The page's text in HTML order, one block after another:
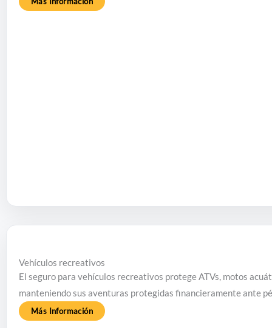
Vehículos recreativos
El seguro para vehículos recreativos protege ATVs, motos
manteniendo sus aventuras protegidas financieramente ante
Más Información